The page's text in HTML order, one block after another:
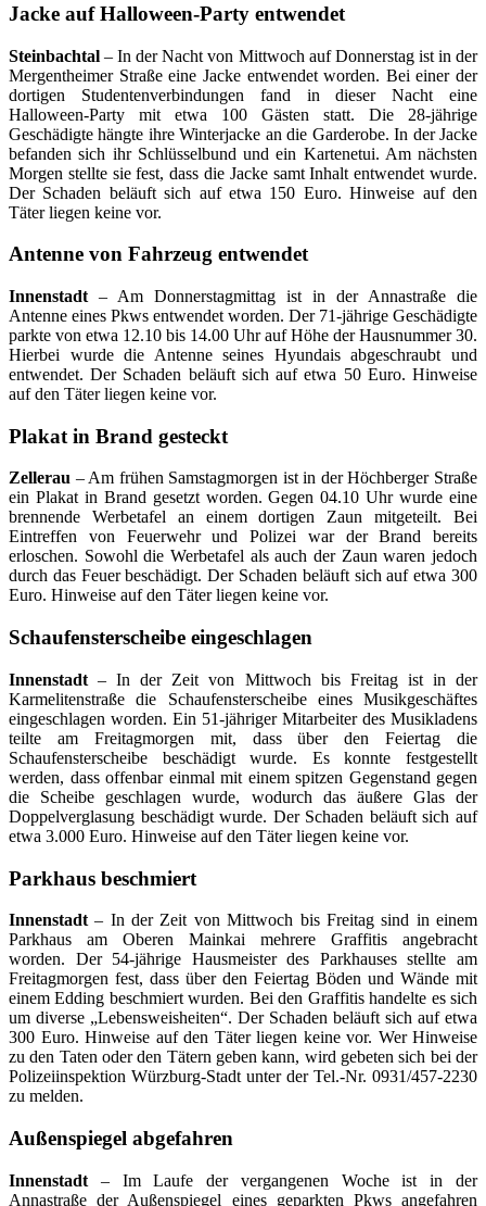
Jacke auf Halloween-Party entwendet
Steinbachtal – In der Nacht von Mittwoch auf Donnerstag ist in der
Mergentheimer Straße eine Jacke entwendet worden. Bei einer der
dortigen Studentenverbindungen fand in dieser Nacht eine
Halloween-Party mit etwa 100 Gästen statt. Die 28-jährige
Geschädigte hängte ihre Winterjacke an die Garderobe. In der Jacke
befanden sich ihr Schlüsselbund und ein Kartenetui. Am nächsten
Morgen stellte sie fest, dass die Jacke samt Inhalt entwendet wurde.
Der Schaden beläuft sich auf etwa 150 Euro. Hinweise auf den
Täter liegen keine vor.
Antenne von Fahrzeug entwendet
Innenstadt – Am Donnerstagmittag ist in der Annastraße die
Antenne eines Pkws entwendet worden. Der 71-jährige Geschädigte
parkte von etwa 12.10 bis 14.00 Uhr auf Höhe der Hausnummer 30.
Hierbei wurde die Antenne seines Hyundais abgeschraubt und
entwendet. Der Schaden beläuft sich auf etwa 50 Euro. Hinweise
auf den Täter liegen keine vor.
Plakat in Brand gesteckt
Zellerau – Am frühen Samstagmorgen ist in der Höchberger Straße
ein Plakat in Brand gesetzt worden. Gegen 04.10 Uhr wurde eine
brennende Werbetafel an einem dortigen Zaun mitgeteilt. Bei
Eintreffen von Feuerwehr und Polizei war der Brand bereits
erloschen. Sowohl die Werbetafel als auch der Zaun waren jedoch
durch das Feuer beschädigt. Der Schaden beläuft sich auf etwa 300
Euro. Hinweise auf den Täter liegen keine vor.
Schaufensterscheibe eingeschlagen
Innenstadt – In der Zeit von Mittwoch bis Freitag ist in der
Karmelitenstraße die Schaufensterscheibe eines Musikgeschäftes
eingeschlagen worden. Ein 51-jähriger Mitarbeiter des Musikladens
teilte am Freitagmorgen mit, dass über den Feiertag die
Schaufensterscheibe beschädigt wurde. Es konnte festgestellt
werden, dass offenbar einmal mit einem spitzen Gegenstand gegen
die Scheibe geschlagen wurde, wodurch das äußere Glas der
Doppelverglasung beschädigt wurde. Der Schaden beläuft sich auf
etwa 3.000 Euro. Hinweise auf den Täter liegen keine vor.
Parkhaus beschmiert
Innenstadt – In der Zeit von Mittwoch bis Freitag sind in einem
Parkhaus am Oberen Mainkai mehrere Graffitis angebracht
worden. Der 54-jährige Hausmeister des Parkhauses stellte am
Freitagmorgen fest, dass über den Feiertag Böden und Wände mit
einem Edding beschmiert wurden. Bei den Graffitis handelte es sich
um diverse „Lebensweisheiten“. Der Schaden beläuft sich auf etwa
300 Euro. Hinweise auf den Täter liegen keine vor. Wer Hinweise
zu den Taten oder den Tätern geben kann, wird gebeten sich bei der
Polizeiinspektion Würzburg-Stadt unter der Tel.-Nr. 0931/457-2230
zu melden.
Außenspiegel abgefahren
Innenstadt – Im Laufe der vergangenen Woche ist in der
Annastraße der Außenspiegel eines geparkten Pkws angefahren